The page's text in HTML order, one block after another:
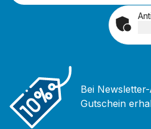
Bei
Gutschein